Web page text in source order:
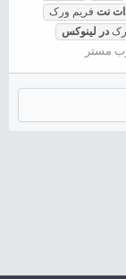
نت فریم ورک
در لینوکس
مستر